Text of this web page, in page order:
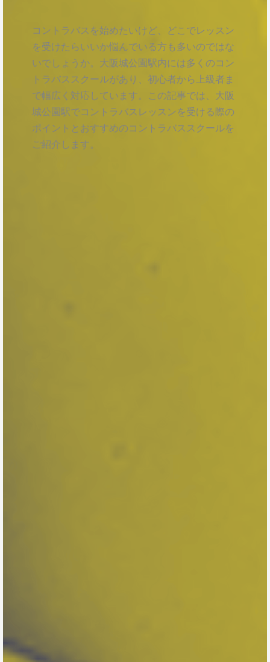
コントラバスを始めたいけど、どこでレッスン
を受けたらいいか悩んでいる方も多いのではな
いでしょうか。大阪城公園駅内には多くのコン
トラバススクールがあり、初心者から上級者ま
で幅広く対応しています。この記事では、大阪
城公園駅でコントラバスレッスンを受ける際の
ポイントとおすすめのコントラバススクールを
ご紹介します。